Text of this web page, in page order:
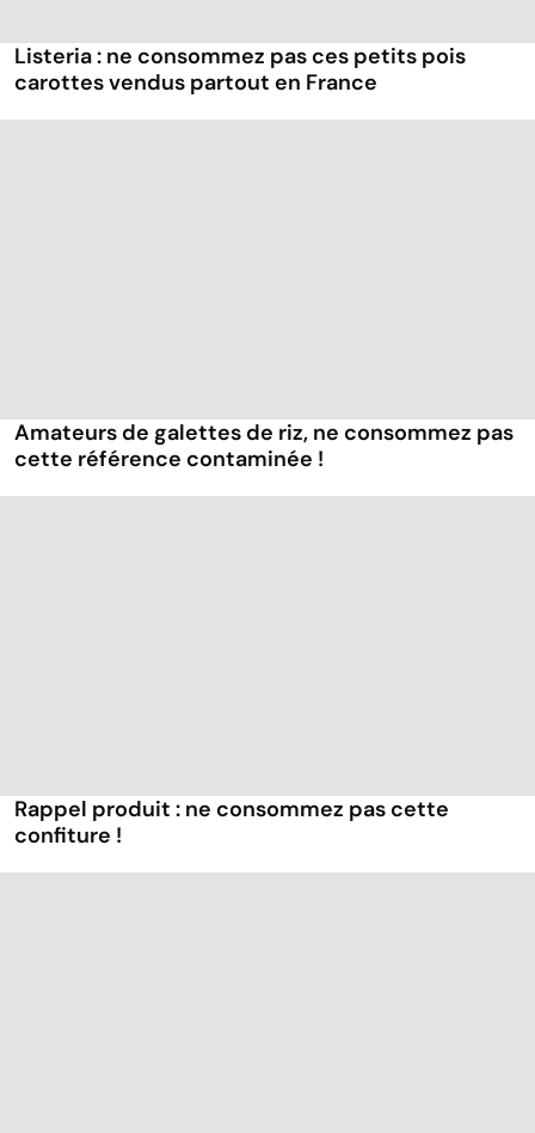
Listeria : ne consommez pas ces petits pois
carottes vendus partout en France
Amateurs de galettes de riz, ne consommez pas
cette référence contaminée !
Rappel produit : ne consommez pas cette
confiture !